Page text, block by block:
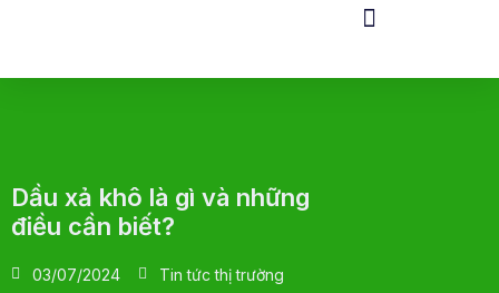
Dầu xả khô là gì và những
điều cần biết?
03/07/2024 Tin tức thị trường